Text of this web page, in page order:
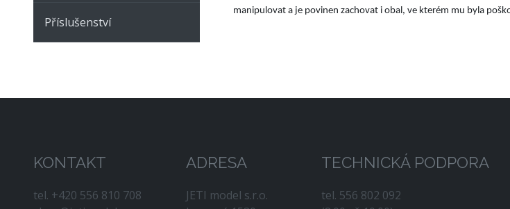
Příslušenství
manipulovat a je povinen zachovat i obal, ve kterém mu byla
KONTAKT
tel. +420 556 810 708
ADRESA
JETI model s.r.o.
TECHNICKÁ PODPORA
tel. 556 802 092